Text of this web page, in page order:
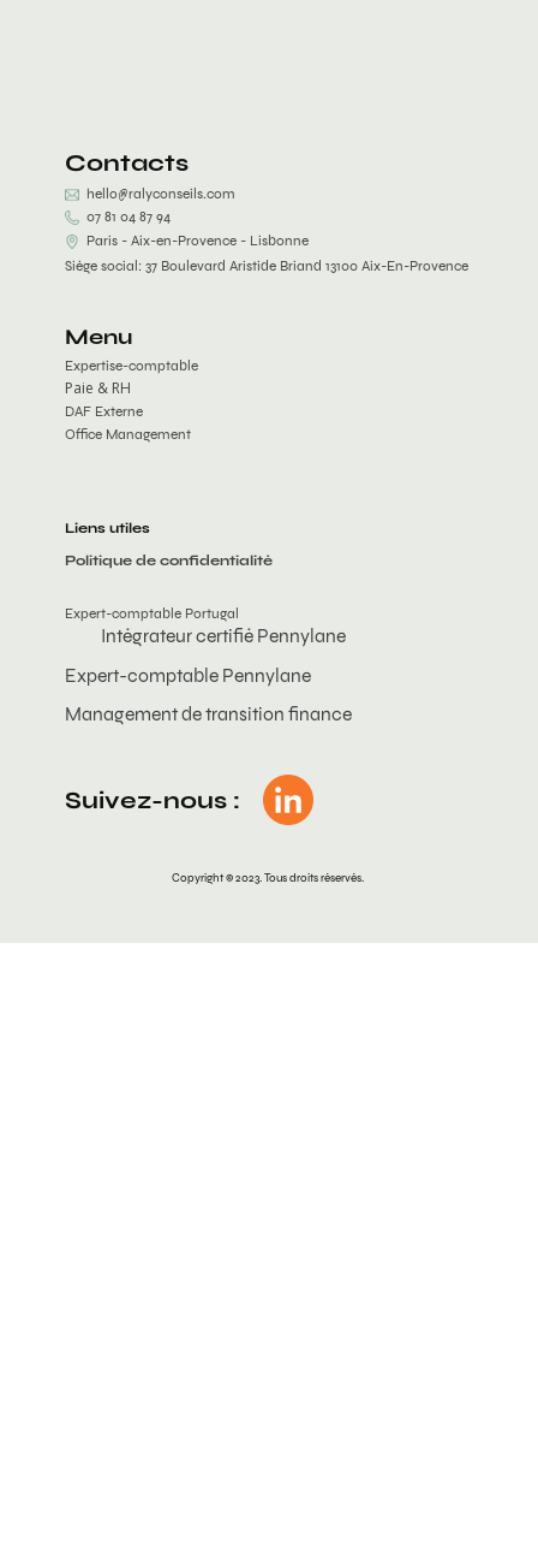
Copyright © 2023. Tous droits réservés.
Contacts
hello@ralyconseils.com
07 81 04 87 94
Paris - Aix-en-Provence - Lisbonne
Siège social: 37 Boulevard Aristide Briand 13100 Aix-En-Provence
Menu
Expertise-comptable
DAF Externe
Office Management
Paie & RH
Liens utiles
Politique de confidentialité
Expert-comptable Portugal
Intégrateur certifié Pennylane
Expert-comptable Pennylane
Management de transition finance
Suivez-nous :